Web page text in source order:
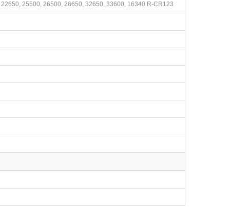
25500, 26500, 26650, 32650, 33600, 16340 R-CR123